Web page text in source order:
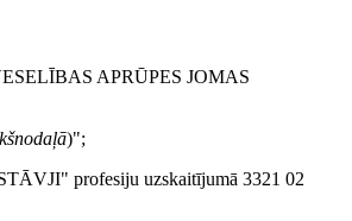
APRŪPES JOMAS
)";
profesiju uzskaitījumā 3321 02